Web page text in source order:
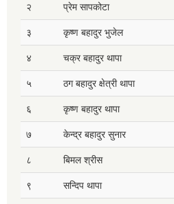
२ प्रेम सापकोटा
३ कृष्ण बहादुर भुजेल
४ चक्र बहादुर थापा
५ ठग बहादुर क्षेत्री थापा
६ कृष्ण बहादुर थापा
७ केन्द्र बहादुर सुनार
८ बिमल श्रीस
९ सन्दिप थापा